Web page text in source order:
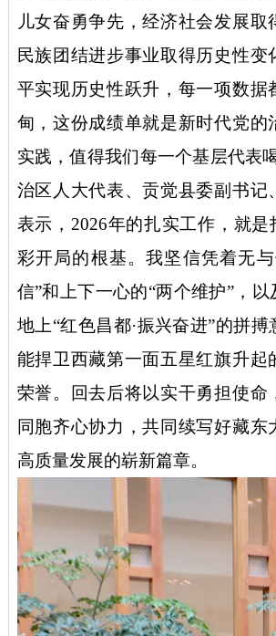
儿女奋勇争先，经济社会发展取
民族团结进步事业取得历史性变
平实现历史性跃升，每一项数据
甸，这份成绩单就是新时代党的
实践，值得我们每一个基层代表
治区人大代表、贡觉县委副书记
表示，2026年的扎实工作，就是
彩开局的根基。我坚信凭着无
信”和上下一心的“两个维护”，
地上“红色昌都·振兴奋进”的拼
能捍卫西藏第一面五星红旗升起
荣誉。回去后将以实干勇担使命
同胞齐心协力，共同续写好藏东
高质量发展的崭新篇章。